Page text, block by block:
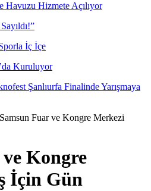
Havuzu Hizmete Açılıyor
İç İçe
Kuruluyor
Şanlıurfa Finalinde Yarışmaya
Samsun Fuar ve Kongre Merkezi
Kongre
İçin Gün